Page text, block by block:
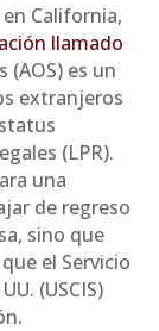
California,
llamado
es un
extranjeros
(LPR).
una
de regreso
sino que
el Servicio
(USCIS)